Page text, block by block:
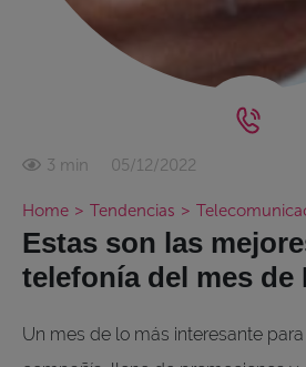
3 min 05/12/2022
Home > Tendencias >
Estas son las
telefonía del mes de
Un mes de lo más interesante